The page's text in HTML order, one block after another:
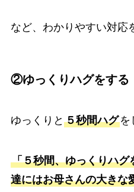
など、わかりやすい対応
②ゆっくりハグをする
ゆっくりと ５秒間ハグを
「５秒間、ゆっくりハグ
達にはお母さんの大きな